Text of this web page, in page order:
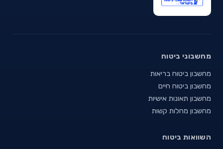
מחשבוני ביטוח
מחשבון ביטוח בריאות
מחשבון ביטוח חיים
מחשבון תאונות אישיות
מחשבון מחלות קשות
השוואות ביטוח